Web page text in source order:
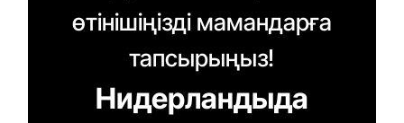
өтінішіңізді мамандарға
тапсырыңыз!
Нидерландыда